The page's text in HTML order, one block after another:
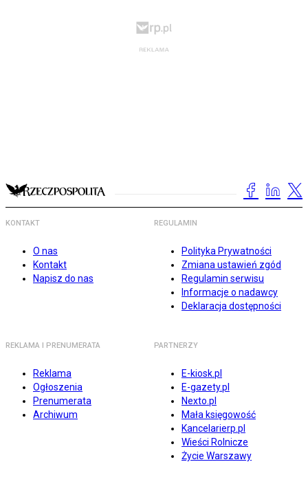
KONTAKT
O nas
Kontakt
Napisz do nas
REGULAMIN
Polityka Prywatności
Zmiana ustawień zgód
Regulamin serwisu
Informacje o nadawcy
Deklaracja dostępności
REKLAMA I PRENUMERATA
Reklama
Ogłoszenia
Prenumerata
Archiwum
PARTNERZY
E-kiosk.pl
E-gazety.pl
Nexto.pl
Mała księgowość
Kancelarierp.pl
Wieści Rolnicze
Życie Warszawy